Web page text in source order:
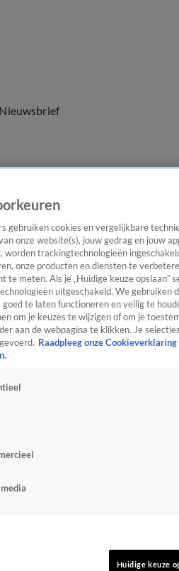
Nieuwsbrief
gebruiken cookies en vergelijkbare
onze website(s), jouw gedrag en jouw
worden trackingtechnologieën
onze producten en diensten te
te meten. Als je „Huidige keuze opslaan”
uitgeschakeld. We gebruiken
te laten functioneren en veilig te
om je keuzes te wijzigen of om je
aan de webpagina te klikken. Je
Raadpleeg onze
Huidige keuze